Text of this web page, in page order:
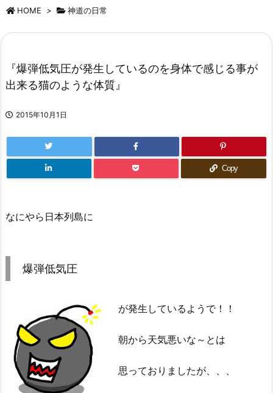
HOME > 神道の日常
『爆弾低気圧が発生しているのを身体で感じる事が
出来る猫のような体質』
2015年10月1日
Copy
なにやら日本列島に
爆弾低気圧
が発生しているようで！！
朝から天気悪いな～とは
思っておりましたが、、、